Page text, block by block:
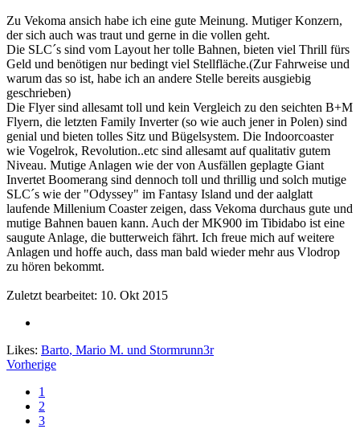
Zu Vekoma ansich habe ich eine gute Meinung. Mutiger Konzern,
der sich auch was traut und gerne in die vollen geht.
Die SLC´s sind vom Layout her tolle Bahnen, bieten viel Thrill fürs
Geld und benötigen nur bedingt viel Stellfläche.(Zur Fahrweise und
warum das so ist, habe ich an andere Stelle bereits ausgiebig
geschrieben)
Die Flyer sind allesamt toll und kein Vergleich zu den seichten B+M
Flyern, die letzten Family Inverter (so wie auch jener in Polen) sind
genial und bieten tolles Sitz und Bügelsystem. Die Indoorcoaster
wie Vogelrok, Revolution..etc sind allesamt auf qualitativ gutem
Niveau. Mutige Anlagen wie der von Ausfällen geplagte Giant
Invertet Boomerang sind dennoch toll und thrillig und solch mutige
SLC´s wie der "Odyssey" im Fantasy Island und der aalglatt
laufende Millenium Coaster zeigen, dass Vekoma durchaus gute und
mutige Bahnen bauen kann. Auch der MK900 im Tibidabo ist eine
saugute Anlage, die butterweich fährt. Ich freue mich auf weitere
Anlagen und hoffe auch, dass man bald wieder mehr aus Vlodrop
zu hören bekommt.
Zuletzt bearbeitet: 10. Okt 2015
Likes: Barto, Mario M. und Stormrunn3r
Vorherige
1
2
3